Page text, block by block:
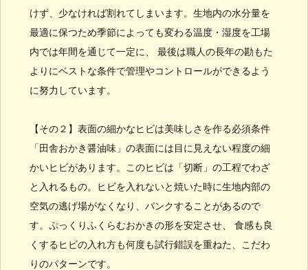
けず、少なければ割れてしまいます。生地内の水分量を
最適に保つため季節によっても変わる温度・湿度を工場
内では年間を通じて一定に、 最後は職人の長年の勘もた
よりにベストな条件で管理やコントロールができるよう
に努力しています。
【その２】表面の細かなヒビは美味しさを作る必須条件
「田舎おかき醤油味」の表面には目に見えない程度の細
かいヒビがあります。このヒビは「切断」の工程でわざ
と入れるもの。ヒビを入れないと焼いた時に生地内部の
空気の逃げ場がなくなり、パンクすることがあるので
す。ぷっくりふくらむおかきの形を安定させ、 食感も良
くするヒビの入れ方も何度も試行錯誤を重ねた、こだわ
りのパターンです。